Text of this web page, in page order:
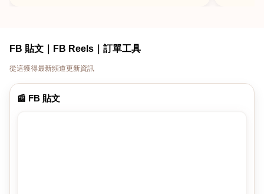
FB 貼文｜FB Reels｜訂單工具
從這獲得最新頻道更新資訊
📰 FB 貼文